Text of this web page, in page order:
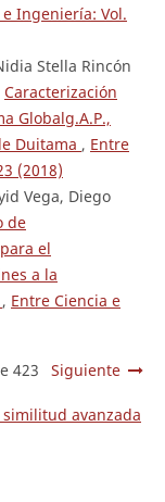
Ingeniería: Vol.
Stella Rincón
Caracterización
Globalg.A.P.,
Duitama , Entre
(2018)
Vega, Diego
de
el
a la
, Entre Ciencia e
423 Siguiente
avanzada